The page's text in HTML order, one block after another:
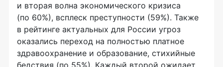
и вторая волна экономического кризиса
(по 60%), всплеск преступности (59%). Также
в рейтинге актуальных для России угроз
оказались переход на полностью платное
здравоохранение и образование, стихийные